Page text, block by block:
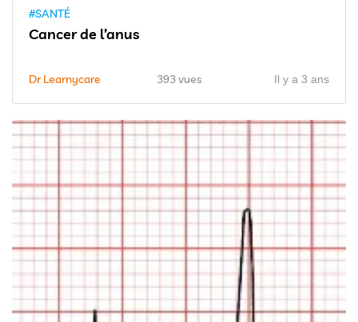
#SANTÉ
Cancer de l’anus
Dr Learnycare 393 vues Il y a 3 ans